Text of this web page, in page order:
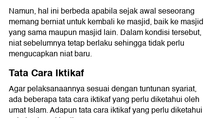
Namun, hal ini berbeda apabila sejak awal seseorang
memang berniat untuk kembali ke masjid, baik ke masjid
yang sama maupun masjid lain. Dalam kondisi tersebut,
niat sebelumnya tetap berlaku sehingga tidak perlu
mengucapkan niat baru.
Tata Cara Iktikaf
Agar pelaksanaannya sesuai dengan tuntunan syariat,
ada beberapa tata cara iktikaf yang perlu diketahui oleh
umat Islam. Adapun tata cara iktikaf yang perlu diketahui